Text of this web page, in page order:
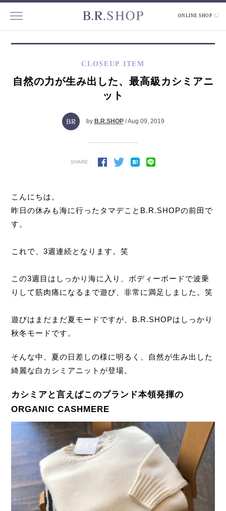
ONLINE SHOP
CLOSEUP ITEM
自然の力が生み出した、最高級カシミアニ
ット
by B.R.SHOP/ Aug 09, 2019
SHARE :
こんにちは。
昨日の休みも海に行ったタマデことB.R.SHOPの前田で
す。
これで、3週連続となります。笑
この3週目はしっかり海に入り、ボディーボードで波乗
りして筋肉痛になるまで遊び、非常に満足しました。笑
遊びはまだまだ夏モードですが、B.R.SHOPはしっかり
秋冬モードです。
そんな中、夏の日差しの様に明るく、自然が生み出した
綺麗な白カシミアニットが登場。
カシミアと言えばこのブランド本領発揮の
ORGANIC CASHMERE